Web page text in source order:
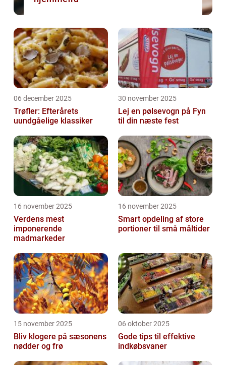
06 december 2025
Trøfler: Efterårets
uundgåelige klassiker
30 november 2025
Lej en pølsevogn på Fyn
til din næste fest
16 november 2025
Verdens mest
imponerende
madmarkeder
16 november 2025
Smart opdeling af store
portioner til små måltider
15 november 2025
Bliv klogere på sæsonens
nødder og frø
06 oktober 2025
Gode tips til effektive
indkøbsvaner